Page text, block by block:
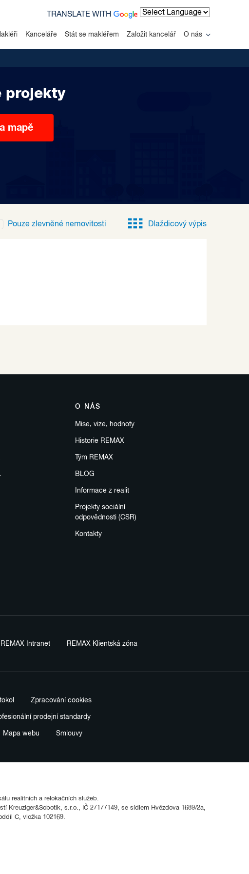
Kanceláře Stát se makléřem Založit kancelář O nás
TRANSLATE WITH
projekty
mapě
Pouze zlevněné nemovitosti Dlaždicový výpis
O NÁS
Mise, vize, hodnoty
Historie REMAX
Tým REMAX
BLOG
Informace z realit
Projekty sociální
odpovědnosti (CSR)
Kontakty
REMAX Intranet REMAX Klientská zóna
Zpracování cookies
prodejní standardy
Mapa webu Smlouvy
realitních a relokačních služeb.
Kreuziger&Sobotik, s.r.o., IČ 27177149, se sídlem Hvězdova 1689/2a,
C, vložka 102169.